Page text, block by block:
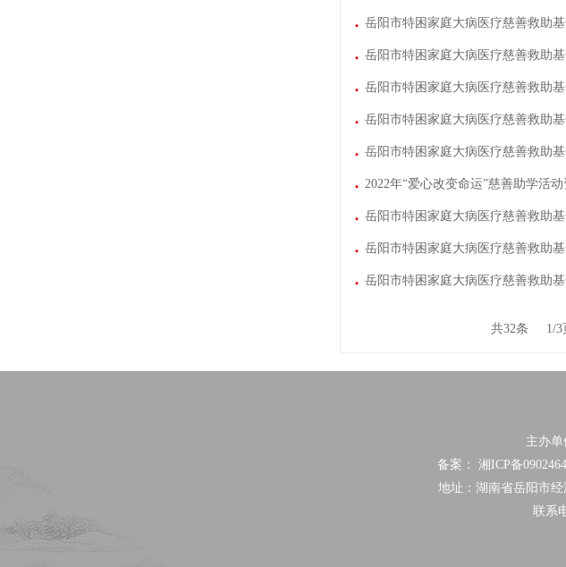
岳阳市特困家庭大病医疗慈善救助
岳阳市特困家庭大病医疗慈善救助
岳阳市特困家庭大病医疗慈善救助
岳阳市特困家庭大病医疗慈善救助
岳阳市特困家庭大病医疗慈善救助
2022年“爱心改变命运”慈善助学活
岳阳市特困家庭大病医疗慈善救助
岳阳市特困家庭大病医疗慈善救助
岳阳市特困家庭大病医疗慈善救助
共32条 1/3